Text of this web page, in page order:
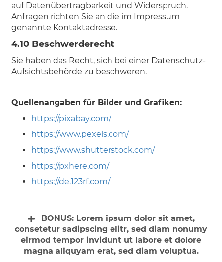
auf Datenübertragbarkeit und Widerspruch.
Anfragen richten Sie an die im Impressum
genannte Kontaktadresse.
4.10 Beschwerderecht
Sie haben das Recht, sich bei einer Datenschutz-
Aufsichtsbehörde zu beschweren.
Quellenangaben für Bilder und Grafiken:
https://pixabay.com/
https://www.pexels.com/
https://www.shutterstock.com/
https://pxhere.com/
https://de.123rf.com/
BONUS:Lorem ipsum dolor sit amet,
consetetur sadipscing elitr, sed diam nonumy
eirmod tempor invidunt ut labore et dolore
magna aliquyam erat, sed diam voluptua.